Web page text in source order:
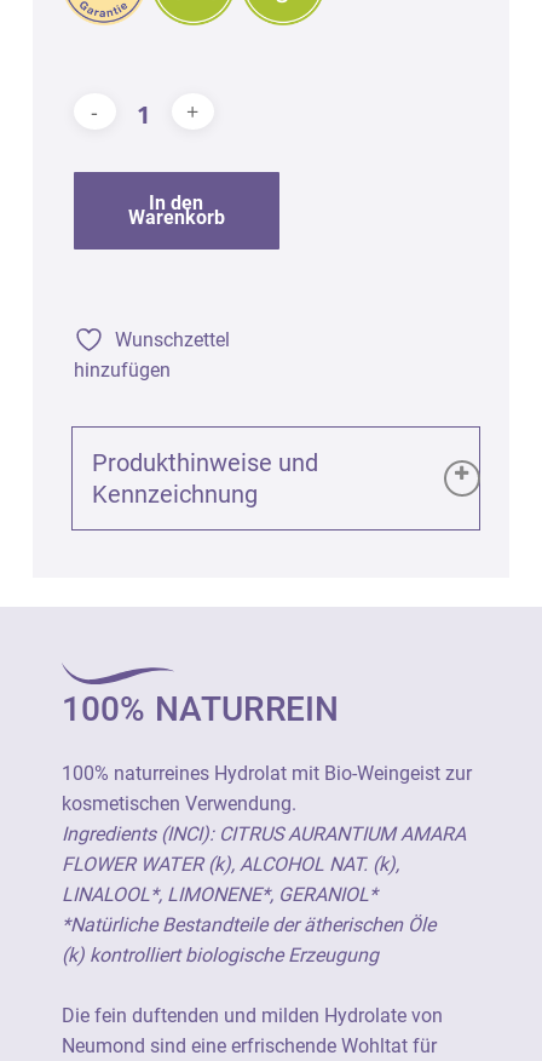
In den
Warenkorb
Wunschzettel
hinzufügen
Produkthinweise und
Kennzeichnung
100% naturreines Hydrolat mit Bio-Weingeist
Nur äußerlich anwenden. Kontakt mit den
Augen vermeiden.
Hersteller:
Neumond - Düfte der Natur GmbH
Tel.: +49 8807 940800
E-Mail: info@neumond.de
100% NATURREIN
100% naturreines Hydrolat mit Bio-Weingeist zur
kosmetischen Verwendung.
Ingredients (INCI): CITRUS AURANTIUM AMARA
FLOWER WATER (k), ALCOHOL NAT. (k),
LINALOOL*, LIMONENE*, GERANIOL*
*Natürliche Bestandteile der ätherischen Öle
(k) kontrolliert biologische Erzeugung
Die fein duftenden und milden Hydrolate von
Neumond sind eine erfrischende Wohltat für